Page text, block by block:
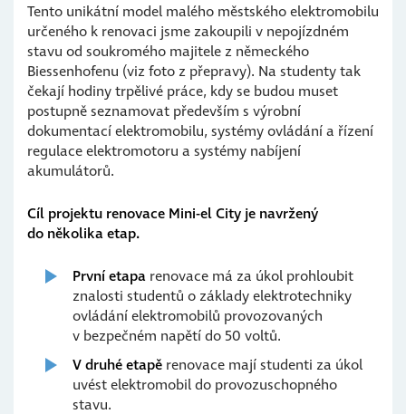
Tento unikátní model malého městského elektromobilu
určeného k renovaci jsme zakoupili v nepojízdném
stavu od soukromého majitele z německého
Biessenhofenu (viz foto z přepravy). Na studenty tak
čekají hodiny trpělivé práce, kdy se budou muset
postupně seznamovat především s výrobní
dokumentací elektromobilu, systémy ovládání a řízení
regulace elektromotoru a systémy nabíjení
akumulátorů.
Cíl projektu renovace Mini-el City je navržený
do několika etap.
První etapa renovace má za úkol prohloubit
znalosti studentů o základy elektrotechniky
ovládání elektromobilů provozovaných
v bezpečném napětí do 50 voltů.
V druhé etapě renovace mají studenti za úkol
uvést elektromobil do provozuschopného
stavu.